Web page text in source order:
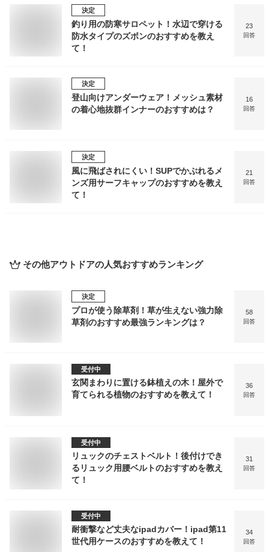
決定
釣り用の防寒サロペット！水辺で穿ける
防水タイプのズボンのおすすめを教え
て！
23
回答
決定
登山向けアンダーウェア！メッシュ素材
の着心地抜群インナーのおすすめは？
16
回答
決定
風に飛ばされにくい！SUPでかぶれるメ
ンズ用サーフキャップのおすすめを教え
て！
21
回答
その他アウトドアの人気おすすめランキング
決定
プロが使う除草剤！草が生えない強力除
草剤のおすすめ最強ランキングは？
58
回答
受付中
玄関まわりに置ける鉢植えの木！屋外で
育てられる植物のおすすめを教えて！
36
回答
受付中
リュックのチェストベルト！後付けでき
るリュック用腰ベルトのおすすめを教え
て！
31
回答
受付中
耐衝撃など丈夫なipadカバー！ipad第11
世代用ケースのおすすめを教えて！
34
回答